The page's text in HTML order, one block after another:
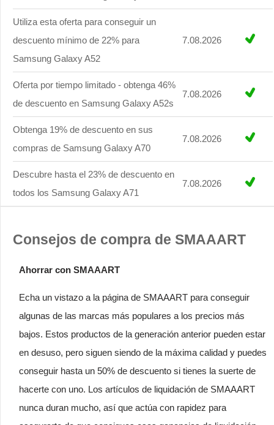
Utiliza esta oferta para conseguir un
descuento mínimo de 22% para
Samsung Galaxy A52
7.08.2026
Oferta por tiempo limitado - obtenga 46%
de descuento en Samsung Galaxy A52s
7.08.2026
Obtenga 19% de descuento en sus
compras de Samsung Galaxy A70
7.08.2026
Descubre hasta el 23% de descuento en
todos los Samsung Galaxy A71
7.08.2026
Consejos de compra de SMAAART
Ahorrar con SMAAART
Echa un vistazo a la página de SMAAART para conseguir
algunas de las marcas más populares a los precios más
bajos. Estos productos de la generación anterior pueden estar
en desuso, pero siguen siendo de la máxima calidad y puedes
conseguir hasta un 50% de descuento si tienes la suerte de
hacerte con uno. Los artículos de liquidación de SMAAART
nunca duran mucho, así que actúa con rapidez para